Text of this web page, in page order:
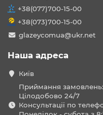
+38(077)700-15-00
+38(073)700-15-00
glazeycomua@ukr.net
Наша адреса
Київ
Приймання замовлень:
Цілодобово 24/7
Консультації по